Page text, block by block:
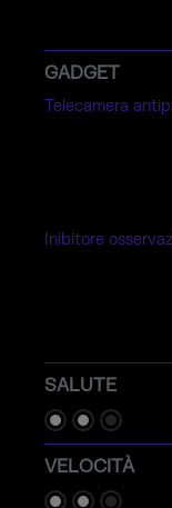
GADGET
Telecamera
Inibitore
SALUTE
VELOCITÀ